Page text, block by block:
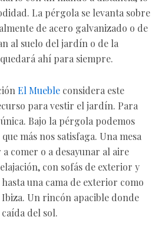
La pérgola se levanta sobre
de acero galvanizado o de
al suelo del jardín o de la
ahí para siempre.
El Mueble considera este
para vestir el jardín. Para
Bajo la pérgola podemos
más nos satisfaga. Una mesa
comer o a desayunar al aire
con sofás de exterior y
una cama de exterior como
Un rincón apacible donde
del sol.